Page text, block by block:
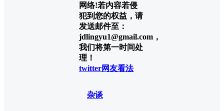
网络!若内容若侵
犯到您的权益，请
发送邮件至：
jdlingyu1@gmail.com，
我们将第一时间处
理！
twitter网友看法
杂谈